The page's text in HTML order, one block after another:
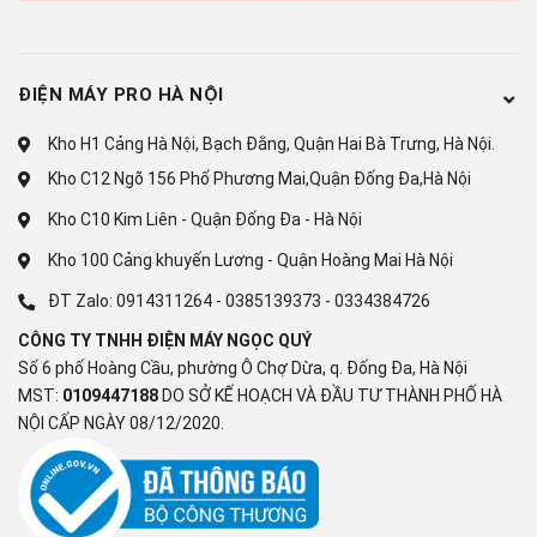
ĐIỆN MÁY PRO HÀ NỘI
Kho H1 Cảng Hà Nội, Bạch Đằng, Quận Hai Bà Trưng, Hà Nội.
Kho C12 Ngõ 156 Phố Phương Mai,Quận Đống Đa,Hà Nội
Kho C10 Kim Liên - Quận Đống Đa - Hà Nội
Kho 100 Cảng khuyến Lương - Quận Hoàng Mai Hà Nội
ĐT Zalo: 0914311264 - 0385139373 - 0334384726
CÔNG TY TNHH ĐIỆN MÁY NGỌC QUÝ
Số 6 phố Hoàng Cầu, phường Ô Chợ Dừa, q. Đống Đa, Hà Nội
MST: 0109447188 DO SỞ KẾ HOẠCH VÀ ĐẦU TƯ THÀNH PHỐ HÀ
NỘI CẤP NGÀY 08/12/2020.